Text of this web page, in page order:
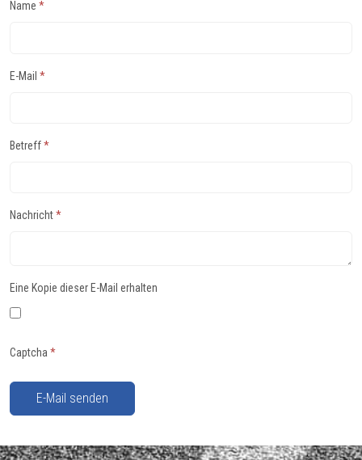
Name *
E-Mail *
Betreff*
Nachricht*
Eine Kopie dieser E-Mail erhalten
Captcha *
E-Mail senden